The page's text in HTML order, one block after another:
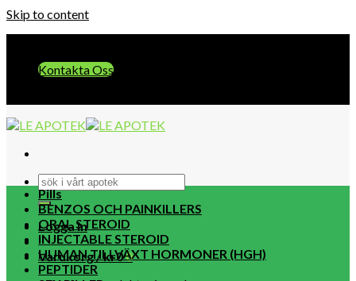
Skip to content
Kontakta Oss
Logga in
Varukorg /kr00
Pills
BENZOS OCH PAINKILLERS
ORAL STEROID
INJECTABLE STEROID
HUMAN TILLVÄXT HORMONER (HGH)
PEPTIDER